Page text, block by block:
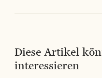
Diese Artikel
interessieren